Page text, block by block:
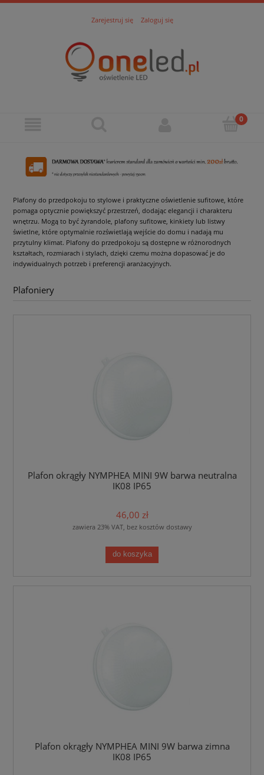
Zarejestruj się Zaloguj się
Plafony do przedpokoju to stylowe i praktyczne oświetlenie sufitowe, które
pomaga optycznie powiększyć przestrzeń, dodając elegancji i charakteru
wnętrzu. Mogą to być żyrandole, plafony sufitowe, kinkiety lub listwy
świetlne, które optymalnie rozświetlają wejście do domu i nadają mu
przytulny klimat. Plafony do przedpokoju są dostępne w różnorodnych
kształtach, rozmiarach i stylach, dzięki czemu można dopasować je do
indywidualnych potrzeb i preferencji aranżacyjnych.
Plafoniery
Plafon okrągły NYMPHEA MINI 9W barwa neutralna
IK08 IP65
46,00 zł
zawiera 23% VAT, bez kosztów dostawy
do koszyka
Plafon okrągły NYMPHEA MINI 9W barwa zimna
IK08 IP65